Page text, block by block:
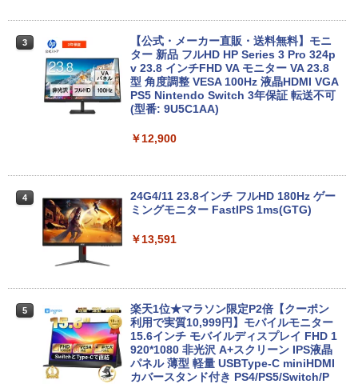
【マラソン値引中！ 当日出荷！】ノート
パソコン 新品 15.6インチ パソコン ノー
トPC CPU Intel Pentium GOLD 6500Y
メモリ12GB SSD 256GB 15インチ フル
Wifi Windows11 office JIS 日本語キー
￥32,800
【マラソンセール期間中ポイント5倍】中
ows11 Lenovo ThinkPad L580 初期設
定済 すぐ使える 90日保証 送料無料
￥32,980
[VETESA正規販売店]デスクトップパソ
コン PC 一体型 新品 Windows11 27型 C
ore i7 第4世代 Office付き メモリ16GB
SSD512GB 初期設定済 ホワイト ブラッ
GMKtec GMK-K8 PLUS-32/1T-W11Pro
デスクトップPC Ryzen7 5700G メモリ1
6GB SSD1TB B550 グラボなし
￥148,700
3
【公式・メーカー直販・送料無料】モニ
ター 新品 フルHD HP Series 3 Pro 324p
v 23.8 インチFHD VA モニター VA 23.8
型 角度調整 VESA 100Hz 液晶HDMI VGA
PS5 Nintendo Switch 3年保証 転送不可
(型番: 9U5C1AA)
￥12,900
4
24G4/11 23.8インチ フルHD 180Hz ゲー
ミングモニター FastIPS 1ms(GTG)
￥13,591
5
楽天1位★マラソン限定P2倍【クーポン
利用で実質10,999円】モバイルモニター
15.6インチ モバイルディスプレイ FHD 1
920*1080 非光沢 A+スクリーン IPS液晶
パネル 薄型 軽量 USBType-C miniHDMI
カバースタンド付き PS4/PS5/Switch/P